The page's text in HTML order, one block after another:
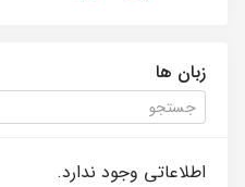
زبان ها
اطلاعاتی وجود ندارد.